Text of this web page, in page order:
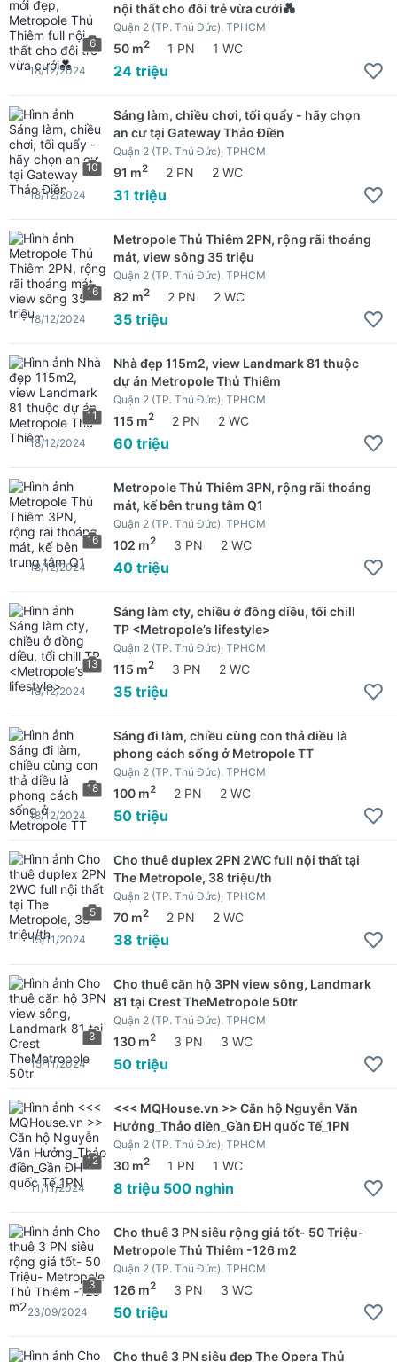
6
nội thất cho đôi trẻ vừa cưới💑
Quận 2 (TP. Thủ Đức), TPHCM
50 m2 1 PN 1 WC
24 triệu
18/12/2024
10
Sáng làm, chiều chơi, tối quẩy - hãy chọn
an cư tại Gateway Thảo Điền
Quận 2 (TP. Thủ Đức), TPHCM
91 m2 2 PN 2 WC
31 triệu
18/12/2024
16
Metropole Thủ Thiêm 2PN, rộng rãi thoáng
mát, view sông 35 triệu
Quận 2 (TP. Thủ Đức), TPHCM
82 m2 2 PN 2 WC
35 triệu
18/12/2024
11
Nhà đẹp 115m2, view Landmark 81 thuộc
dự án Metropole Thủ Thiêm
Quận 2 (TP. Thủ Đức), TPHCM
115 m2 2 PN 2 WC
60 triệu
18/12/2024
16
Metropole Thủ Thiêm 3PN, rộng rãi thoáng
mát, kế bên trung tâm Q1
Quận 2 (TP. Thủ Đức), TPHCM
102 m2 3 PN 2 WC
40 triệu
18/12/2024
13
Sáng làm cty, chiều ở đồng diều, tối chill
TP <Metropole’s lifestyle>
Quận 2 (TP. Thủ Đức), TPHCM
115 m2 3 PN 2 WC
35 triệu
18/12/2024
18
Sáng đi làm, chiều cùng con thả diều là
phong cách sống ở Metropole TT
Quận 2 (TP. Thủ Đức), TPHCM
100 m2 2 PN 2 WC
50 triệu
18/12/2024
5
Cho thuê duplex 2PN 2WC full nội thất tại
The Metropole, 38 triệu/th
Quận 2 (TP. Thủ Đức), TPHCM
70 m2 2 PN 2 WC
38 triệu
15/11/2024
3
Cho thuê căn hộ 3PN view sông, Landmark
81 tại Crest TheMetropole 50tr
Quận 2 (TP. Thủ Đức), TPHCM
130 m2 3 PN 3 WC
50 triệu
15/11/2024
12
<<< MQHouse.vn >> Căn hộ Nguyễn Văn
Hưởng_Thảo điền_Gần ĐH quốc Tế_1PN
Quận 2 (TP. Thủ Đức), TPHCM
30 m2 1 PN 1 WC
8 triệu 500 nghìn
11/11/2024
3
Cho thuê 3 PN siêu rộng giá tốt- 50 Triệu-
Metropole Thủ Thiêm -126 m2
Quận 2 (TP. Thủ Đức), TPHCM
126 m2 3 PN 3 WC
50 triệu
23/09/2024
Cho thuê 3 PN siêu đẹp The Opera Thủ